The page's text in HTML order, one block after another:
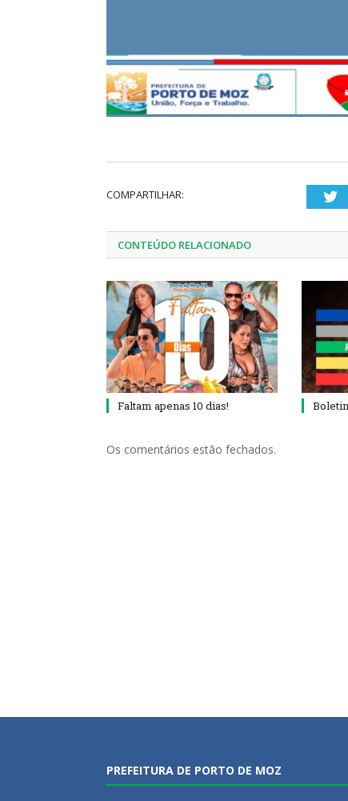
COMPARTILHAR:
CONTEÚDO RELACIONADO
Faltam apenas 10 dias!
Os comentários estão fechados.
PREFEITURA DE PORTO DE MOZ